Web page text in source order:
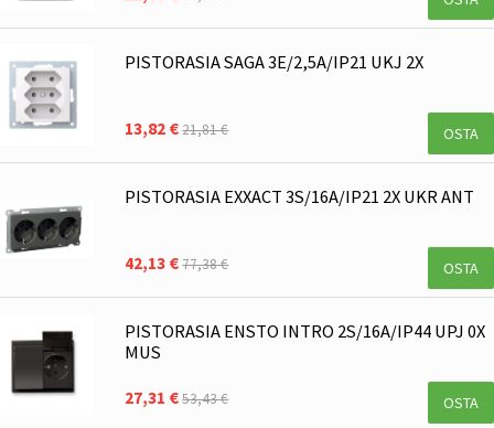
PISTORASIA SAGA 3E/2,5A/IP21 UKJ 2X
13,82 €21,81 € OSTA
PISTORASIA EXXACT 3S/16A/IP21 2X UKR ANT
42,13 €77,38 € OSTA
PISTORASIA ENSTO INTRO 2S/16A/IP44 UPJ 0X
MUS
27,31 €53,43 € OSTA